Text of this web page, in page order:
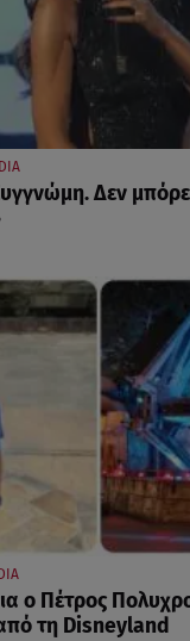
Δεν
ο Πέτρος
τη Disneyland